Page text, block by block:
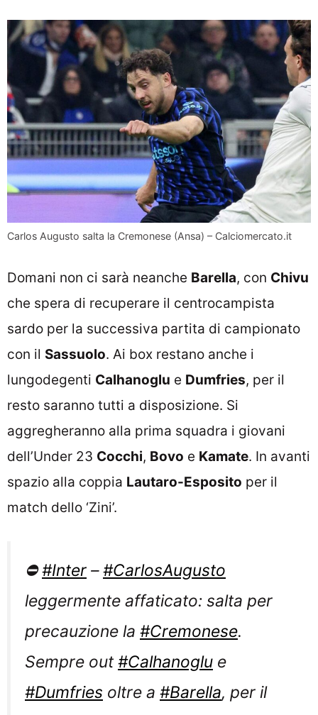
Carlos Augusto salta la Cremonese (Ansa) – Calciomercato.it
Domani non ci sarà neanche Barella, con Chivu
che spera di recuperare il centrocampista
sardo per la successiva partita di campionato
con il Sassuolo. Ai box restano anche i
lungodegenti Calhanoglu e Dumfries, per il
resto saranno tutti a disposizione. Si
aggregheranno alla prima squadra i giovani
dell’Under 23 Cocchi, Bovo e Kamate. In avanti
spazio alla coppia Lautaro-Esposito per il
match dello ‘Zini’.
⛔️#Inter –#CarlosAugusto
leggermente affaticato: salta per
precauzione la #Cremonese.
Sempre out #Calhanoglu e
#Dumfries oltre a #Barella, per il